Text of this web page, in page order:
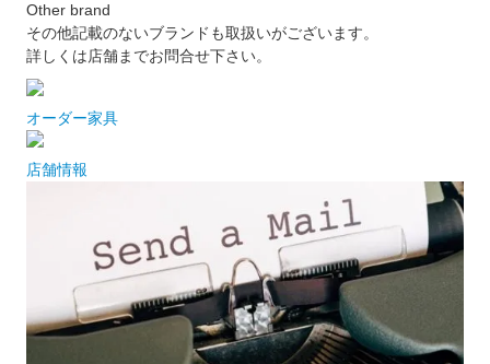
Other brand
その他記載のないブランドも取扱いがございます。
詳しくは店舗までお問合せ下さい。
オーダー家具
店舗情報